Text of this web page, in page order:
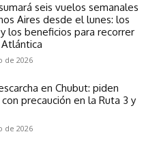
seis vuelos semanales
Aires desde el lunes: los
los beneficios para recorrer
de 2026
en Chubut: piden
precaución en la Ruta 3 y
de 2026